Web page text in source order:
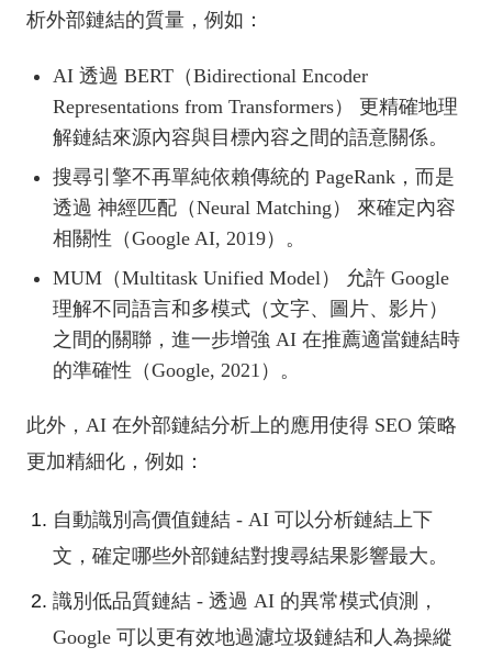
析外部鏈結的質量，例如：
AI 透過 BERT（Bidirectional Encoder
Representations from Transformers） 更精確地理
解鏈結來源內容與目標內容之間的語意關係。
搜尋引擎不再單純依賴傳統的 PageRank，而是
透過 神經匹配（Neural Matching） 來確定內容
相關性（Google AI, 2019）。
MUM（Multitask Unified Model） 允許 Google
理解不同語言和多模式（文字、圖片、影片）
之間的關聯，進一步增強 AI 在推薦適當鏈結時
的準確性（Google, 2021）。
此外，AI 在外部鏈結分析上的應用使得 SEO 策略
更加精細化，例如：
自動識別高價值鏈結 - AI 可以分析鏈結上下
文，確定哪些外部鏈結對搜尋結果影響最大。
識別低品質鏈結 - 透過 AI 的異常模式偵測，
Google 可以更有效地過濾垃圾鏈結和人為操縱